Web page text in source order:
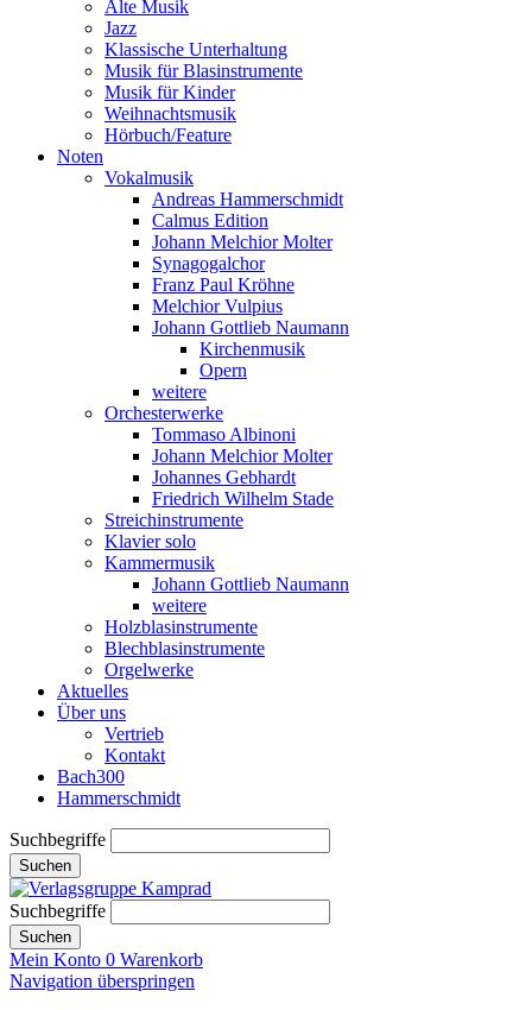
Alte Musik
Jazz
Klassische Unterhaltung
Musik für Blasinstrumente
Musik für Kinder
Weihnachtsmusik
Hörbuch/Feature
Noten
Vokalmusik
Andreas Hammerschmidt
Calmus Edition
Johann Melchior Molter
Synagogalchor
Franz Paul Kröhne
Melchior Vulpius
Johann Gottlieb Naumann
Kirchenmusik
Opern
weitere
Orchesterwerke
Tommaso Albinoni
Johann Melchior Molter
Johannes Gebhardt
Friedrich Wilhelm Stade
Streichinstrumente
Klavier solo
Kammermusik
Johann Gottlieb Naumann
weitere
Holzblasinstrumente
Blechblasinstrumente
Orgelwerke
Aktuelles
Über uns
Vertrieb
Kontakt
Bach300
Hammerschmidt
Suchbegriffe
Suchen
Suchbegriffe
Suchen
Mein Konto 0 Warenkorb
Navigation überspringen